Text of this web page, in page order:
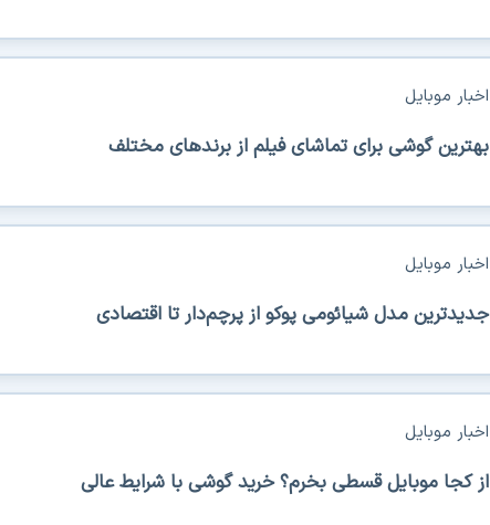
بهترین گوشی برای تماشای فیلم از برندهای مختلف
اخبار موبایل
جدیدترین مدل شیائومی پوکو از پرچم‌دار تا اقتصادی
اخبار موبایل
از کجا موبایل قسطی بخرم؟ خرید گوشی با شرایط عالی
اخبار موبایل